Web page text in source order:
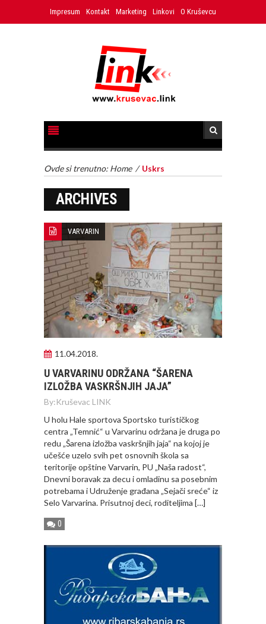
Impresum Kontakt Marketing Linkovi O Kruševcu
Ovde si trenutno: Home / Uskrs
ARCHIVES
VARVARIN
11.04.2018.
U VARVARINU ODRŽANA “ŠARENA
IZLOŽBA VASKRŠNJIH JAJA”
By:Kruševac LINK
U holu Hale sportova Sportsko turističkog
centra „Temnić“ u Varvarinu održana je druga po
redu „Šarena izložba vaskršnjih jaja“ na kojoj je
učešće uzelo svih pet osnovnih škola sa
teritorije opštine Varvarin, PU „Naša radost“,
Dnevni boravak za decu i omladinu sa posebnim
potrebama i Udruženje građana „Sejači sreće“ iz
Selo Varvarina. Prisutnoj deci, roditeljima […]
0